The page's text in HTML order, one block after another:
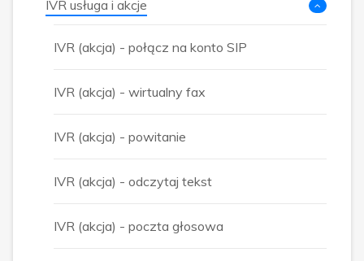
IVR usługa i akcje
IVR (akcja) - połącz na konto SIP
IVR (akcja) - wirtualny fax
IVR (akcja) - powitanie
IVR (akcja) - odczytaj tekst
IVR (akcja) - poczta głosowa